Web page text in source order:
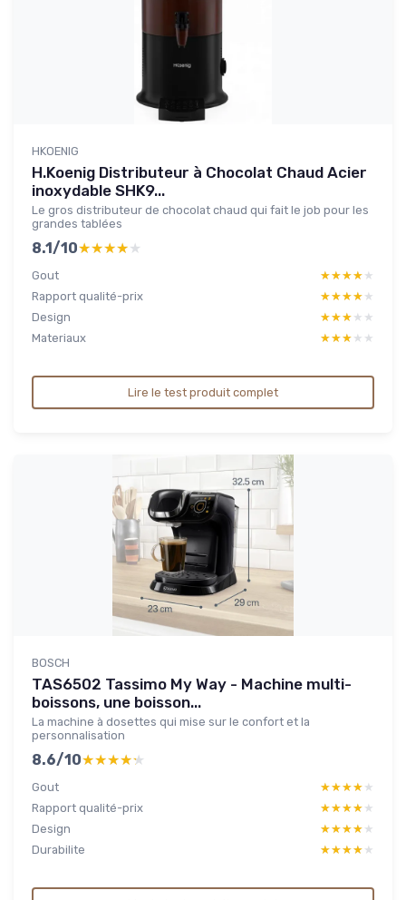
HKOENIG
H.Koenig Distributeur à Chocolat Chaud Acier
inoxydable SHK9...
Le gros distributeur de chocolat chaud qui fait le job pour les
grandes tablées
8.1/10★★★★★
★★★★★
Gout ★★★★★
★★★★★
Rapport qualité-prix
★★★★★
★★★★★
Design
★★★★★
★★★★★
Materiaux
★★★★★
★★★★★
Lire le test produit complet
BOSCH
TAS6502 Tassimo My Way - Machine multi-
boissons, une boisson...
La machine à dosettes qui mise sur le confort et la
personnalisation
8.6/10★★★★★
★★★★★
Gout ★★★★★
★★★★★
Rapport qualité-prix
★★★★★
★★★★★
Design
★★★★★
★★★★★
Durabilite
★★★★★
★★★★★